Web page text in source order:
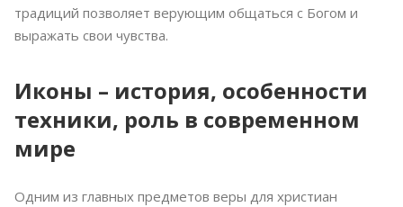
традиций позволяет верующим общаться с Богом и
выражать свои чувства.
Иконы – история, особенности
техники, роль в современном
мире
Одним из главных предметов веры для христиан